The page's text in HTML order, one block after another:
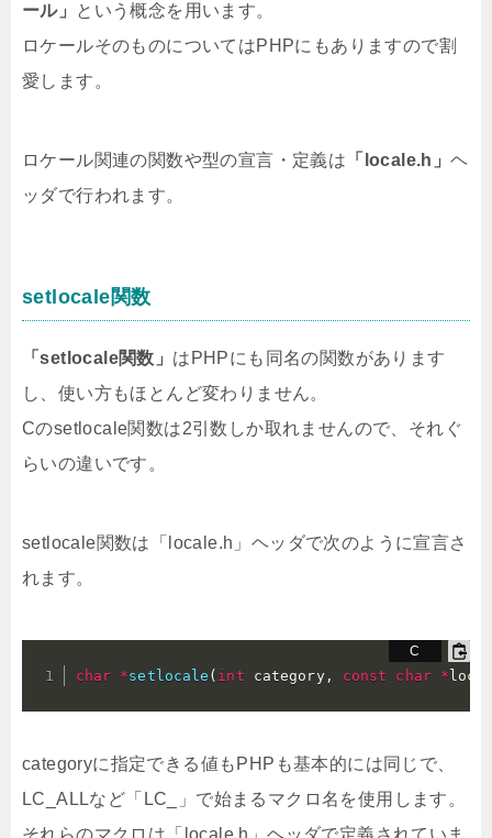
ール」
という概念を用います。
ロケールそのものについてはPHPにもありますので割
愛します。
ロケール関連の関数や型の宣言・定義は 「locale.h」ヘ
ッダで行われます。
setlocale関数
「setlocale関数」 はPHPにも同名の関数があります
し、使い方もほとんど変わりません。
Cのsetlocale関数は2引数しか取れませんので、それぐ
らいの違いです。
setlocale関数は「locale.h」ヘッダで次のように宣言さ
れます。
char *setlocale ( int category, const char *
categoryに指定できる値もPHPも基本的には同じで、
LC_ALLなど「LC_」で始まるマクロ名を使用します。
それらのマクロは「locale.h」ヘッダで定義されていま